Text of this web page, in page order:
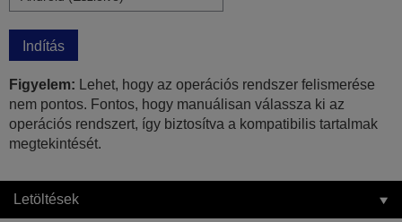
Indítás
Figyelem: Lehet, hogy az operációs rendszer felismerése
nem pontos. Fontos, hogy manuálisan válassza ki az
operációs rendszert, így biztosítva a kompatibilis tartalmak
megtekintését.
Letöltések